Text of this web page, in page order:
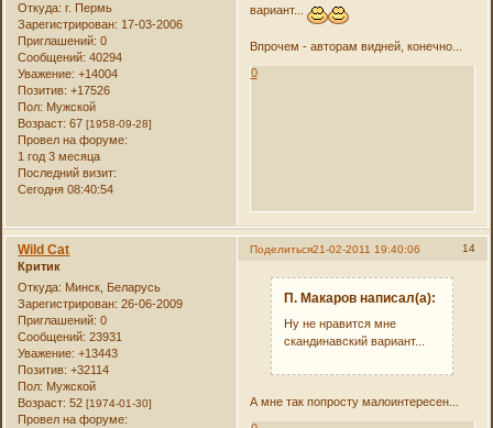
Откуда: г. Пермь
Зарегистрирован: 17-03-2006
Приглашений: 0
Сообщений: 40294
Уважение: +14004
Позитив: +17526
Пол: Мужской
Возраст: 67[1958-09-28]
Провел на форуме:
1 год 3 месяца
Последний визит:
Сегодня 08:40:54
вариант...
Впрочем - авторам видней, конечно...
0
Поделиться 14
21-02-2011 19:40:06
Wild Cat
Критик
Откуда: Минск, Беларусь
Зарегистрирован: 26-06-2009
Приглашений: 0
Сообщений: 23931
Уважение: +13443
Позитив: +32114
Пол: Мужской
Возраст: 52[1974-01-30]
Провел на форуме:
П. Макаров написал(а):
Ну не нравится мне
скандинавский вариант...
А мне так попросту малоинтересен...